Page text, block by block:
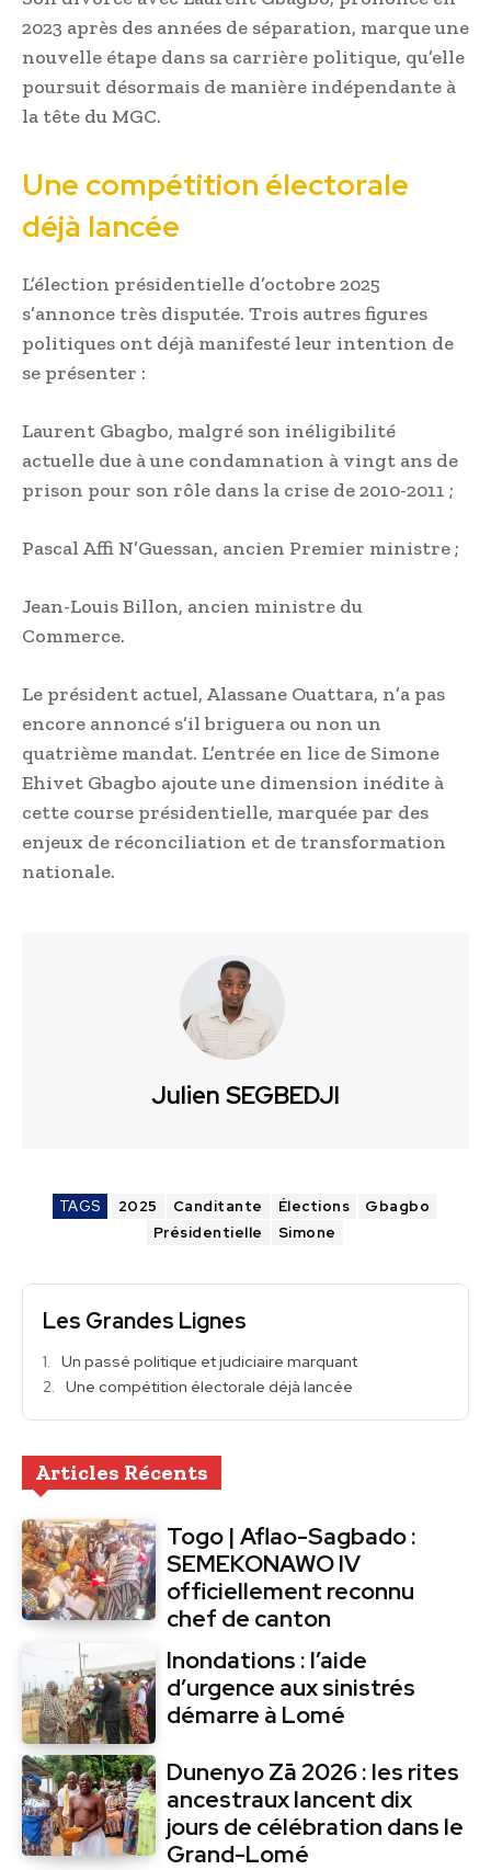
2023 après des années de séparation, marque une
nouvelle étape dans sa carrière politique, qu’elle
poursuit désormais de manière indépendante à
la tête du MGC.
Une compétition électorale
déjà lancée
L’élection présidentielle d’octobre 2025
s’annonce très disputée. Trois autres figures
politiques ont déjà manifesté leur intention de
se présenter :
Laurent Gbagbo, malgré son inéligibilité
actuelle due à une condamnation à vingt ans de
prison pour son rôle dans la crise de 2010-2011 ;
Pascal Affi N’Guessan, ancien Premier ministre ;
Jean-Louis Billon, ancien ministre du
Commerce.
Le président actuel, Alassane Ouattara, n’a pas
encore annoncé s’il briguera ou non un
quatrième mandat. L’entrée en lice de Simone
Ehivet Gbagbo ajoute une dimension inédite à
cette course présidentielle, marquée par des
enjeux de réconciliation et de transformation
nationale.
Julien SEGBEDJI
TAGS 2025 Canditante Élections
Gbagbo
Présidentielle
Simone
Les Grandes Lignes
Un passé politique et judiciaire marquant
Une compétition électorale déjà lancée
Articles Récents
Togo | Aflao-Sagbado :
SEMEKONAWO IV
officiellement reconnu
chef de canton
Inondations : l’aide
d’urgence aux sinistrés
démarre à Lomé
Dunenyo Zā 2026 : les rites
ancestraux lancent dix
jours de célébration dans le
Grand-Lomé